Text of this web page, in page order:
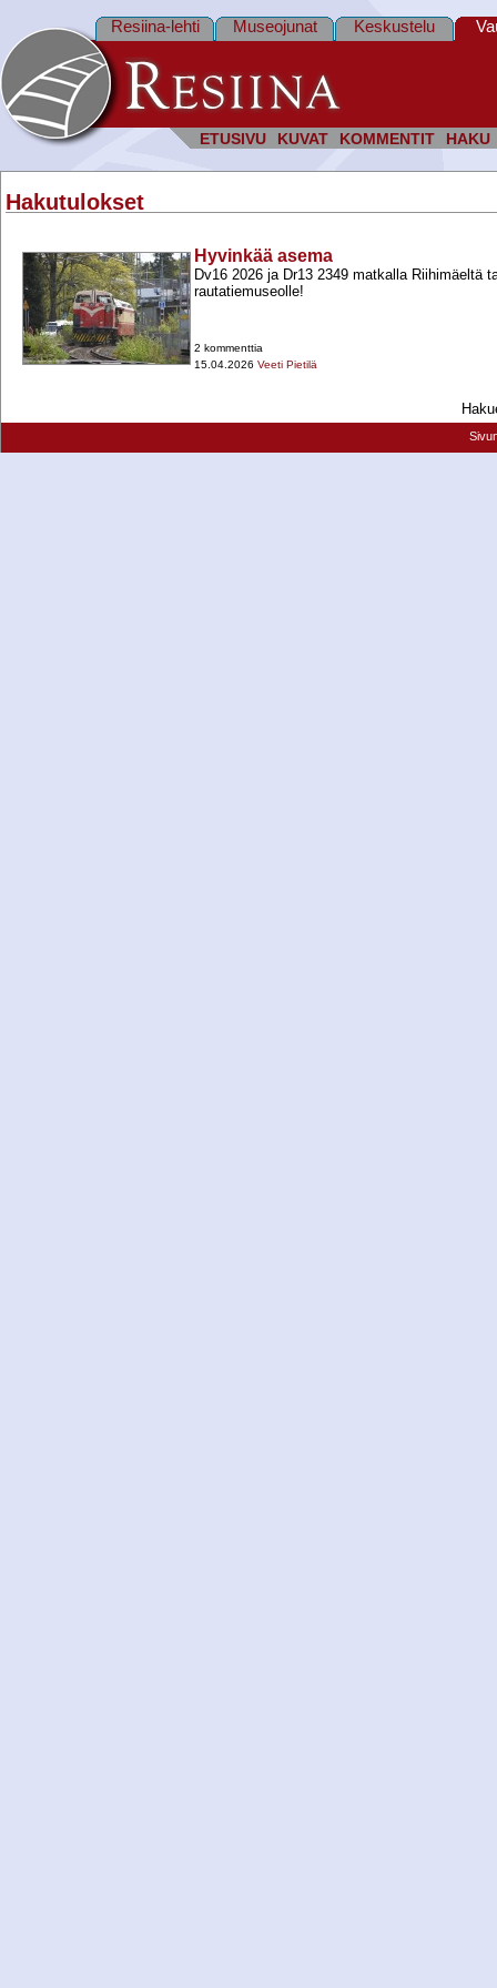
ETUSIVU KUVAT KOMMENTIT HAKU
Resiina-lehti Museojunat Keskustelu
Hakutulokset
Hyvinkää asema
Dv16 2026 ja Dr13 2349 matkalla Riihimäeltä
rautatiemuseolle!
2 kommenttia
15.04.2026 Veeti Pietilä